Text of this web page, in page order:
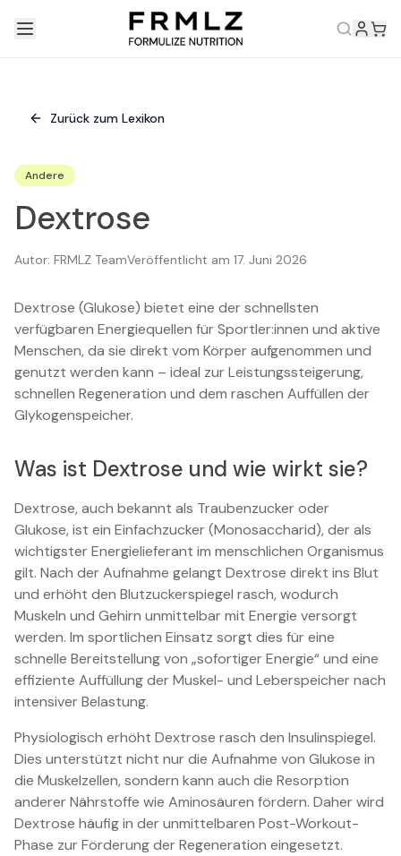
Zurück zum Lexikon
Andere
Dextrose
Autor: FRMLZ TeamVeröffentlicht am 17. Juni 2026
Dextrose (Glukose) bietet eine der schnellsten
verfügbaren Energiequellen für Sportler:innen und aktive
Menschen, da sie direkt vom Körper aufgenommen und
genutzt werden kann – ideal zur Leistungssteigerung,
schnellen Regeneration und dem raschen Auffüllen der
Glykogenspeicher.
Was ist Dextrose und wie wirkt sie?
Dextrose, auch bekannt als Traubenzucker oder
Glukose, ist ein Einfachzucker (Monosaccharid), der als
wichtigster Energielieferant im menschlichen Organismus
gilt. Nach der Aufnahme gelangt Dextrose direkt ins Blut
und erhöht den Blutzuckerspiegel rasch, wodurch
Muskeln und Gehirn unmittelbar mit Energie versorgt
werden. Im sportlichen Einsatz sorgt dies für eine
schnelle Bereitstellung von „sofortiger Energie“ und eine
effiziente Auffüllung der Muskel- und Leberspeicher nach
intensiver Belastung.
Physiologisch erhöht Dextrose rasch den Insulinspiegel.
Dies unterstützt nicht nur die Aufnahme von Glukose in
die Muskelzellen, sondern kann auch die Resorption
anderer Nährstoffe wie Aminosäuren fördern. Daher wird
Dextrose häufig in der unmittelbaren Post-Workout-
Phase zur Förderung der Regeneration eingesetzt.